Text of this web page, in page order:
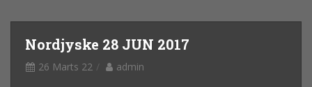
Nordjyske 28 JUN 2017
26 Marts 22 admin